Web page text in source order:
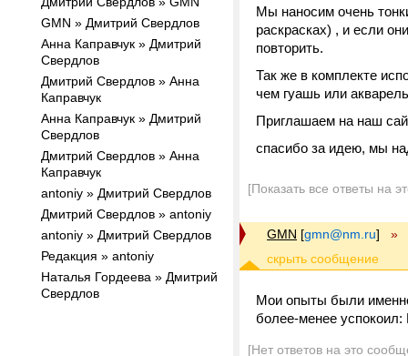
GMN » Дмитрий Свердлов
Анна Каправчук » Дмитрий
Свердлов
Дмитрий Свердлов » Анна
Каправчук
Анна Каправчук » Дмитрий
Свердлов
Дмитрий Свердлов » Анна
Каправчук
antoniy » Дмитрий Свердлов
Дмитрий Свердлов » antoniy
antoniy » Дмитрий Свердлов
Редакция » antoniy
Наталья Гордеева » Дмитрий
Свердлов
Мы наносим очень
раскрасках) , и если
повторить.
Так же в комплекте
чем гуашь или
Приглашаем на наш
спасибо за идею, мы
[Показать все ответы на
GMN [gmn@nm.ru] »
Мои опыты были
более-менее
[Нет ответов на это